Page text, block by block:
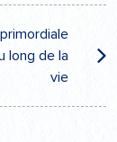
long de la
vie